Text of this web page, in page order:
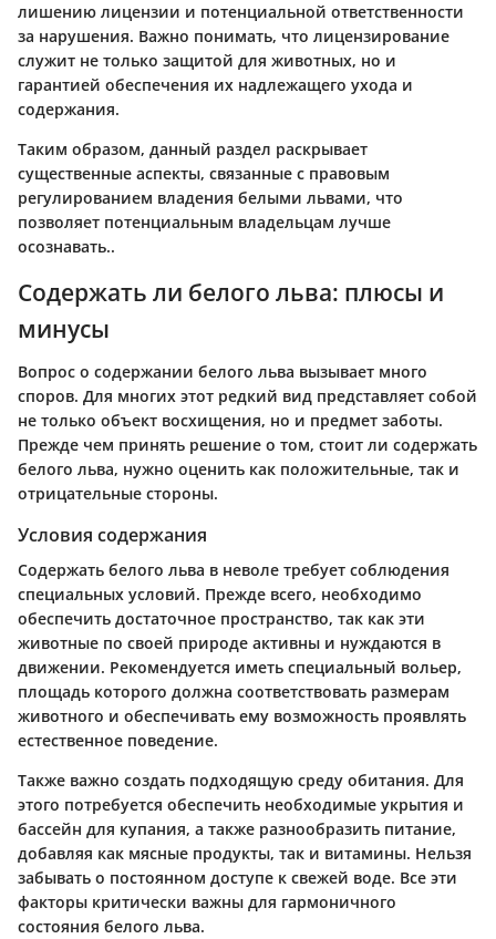
лишению лицензии и потенциальной ответственности
за нарушения. Важно понимать, что лицензирование
служит не только защитой для животных, но и
гарантией обеспечения их надлежащего ухода и
содержания.
Таким образом, данный раздел раскрывает
существенные аспекты, связанные с правовым
регулированием владения белыми львами, что
позволяет потенциальным владельцам лучше
осознавать..
Содержать ли белого льва: плюсы и
минусы
Вопрос о содержании белого льва вызывает много
споров. Для многих этот редкий вид представляет собой
не только объект восхищения, но и предмет заботы.
Прежде чем принять решение о том, стоит ли содержать
белого льва, нужно оценить как положительные, так и
отрицательные стороны.
Условия содержания
Содержать белого льва в неволе требует соблюдения
специальных условий. Прежде всего, необходимо
обеспечить достаточное пространство, так как эти
животные по своей природе активны и нуждаются в
движении. Рекомендуется иметь специальный вольер,
площадь которого должна соответствовать размерам
животного и обеспечивать ему возможность проявлять
естественное поведение.
Также важно создать подходящую среду обитания. Для
этого потребуется обеспечить необходимые укрытия и
бассейн для купания, а также разнообразить питание,
добавляя как мясные продукты, так и витамины. Нельзя
забывать о постоянном доступе к свежей воде. Все эти
факторы критически важны для гармоничного
состояния белого льва.